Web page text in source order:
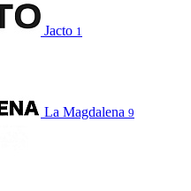
Jacto 1
La Magdalena 9